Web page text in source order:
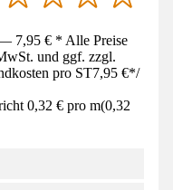
7,95 € * Alle Preise
und ggf. zzgl.
pro ST7,95 €*/
0,32 € pro m(0,32